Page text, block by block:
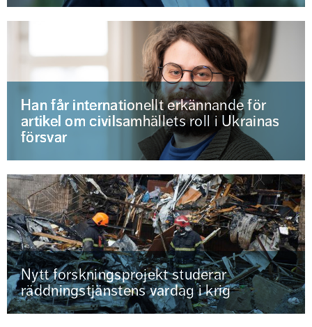
Han får internationellt erkännande för
artikel om civilsamhällets roll i Ukrainas
försvar
Nytt forskningsprojekt studerar
räddningstjänstens vardag i krig